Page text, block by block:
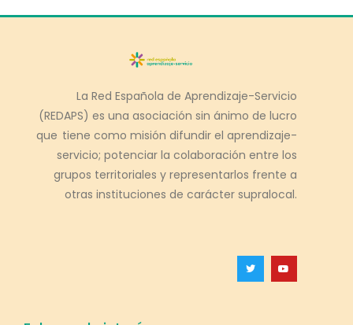
La Red Española de Aprendizaje-Servicio
(REDAPS) es una asociación sin ánimo de lucro
que tiene como misión difundir el aprendizaje-
servicio; potenciar la colaboración entre los
grupos territoriales y representarlos frente a
otras instituciones de carácter supralocal.